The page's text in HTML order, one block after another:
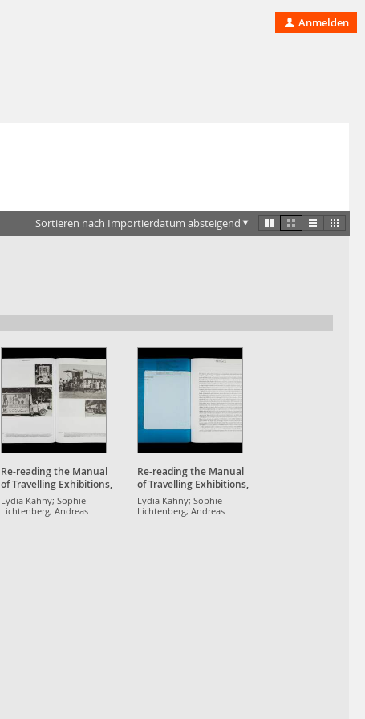
Anmelden
Sortieren nach Importierdatum absteigend
Re-reading the Manual
of Travelling Exhibitions,
UNESCO 1953
Lydia Kähny; Sophie
Lichtenberg; Andreas
Re-reading the Manual
of Travelling Exhibitions,
UNESCO 1953
Lydia Kähny; Sophie
Lichtenberg; Andreas